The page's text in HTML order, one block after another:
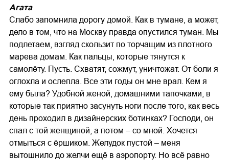
Агата
Слабо запомнила дорогу домой. Как в тумане, а может,
дело в том, что на Москву правда опустился туман. Мы
подлетаем, взгляд скользит по торчащим из плотного
марева домам. Как пальцы, которые тянутся к
самолёту. Пусть. Схватят, сожмут, уничтожат. От боли я
оглохла и ослепла. Все эти годы он мне врал. Кем я
ему была? Удобной женой, домашними тапочками, в
которые так приятно засунуть ноги после того, как весь
день проходил в дизайнерских ботинках? Господи, он
спал с той женщиной, а потом – со мной. Хочется
отмыться с ёршиком. Желудок пустой – меня
вытошнило до желчи ещё в аэропорту. Но всё равно